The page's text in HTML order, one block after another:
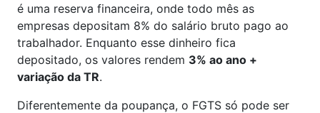
é uma reserva financeira, onde todo mês as
empresas depositam 8% do salário bruto pago ao
trabalhador. Enquanto esse dinheiro fica
depositado, os valores rendem 3% ao ano +
variação da TR.
Diferentemente da poupança, o FGTS só pode ser